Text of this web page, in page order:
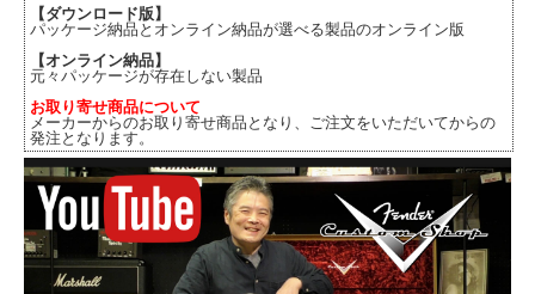
【ダウンロード版】
パッケージ納品とオンライン納品が選べる製品のオンライン版
【オンライン納品】
元々パッケージが存在しない製品
お取り寄せ商品について
メーカーからのお取り寄せ商品となり、ご注文をいただいてからの
発注となります。